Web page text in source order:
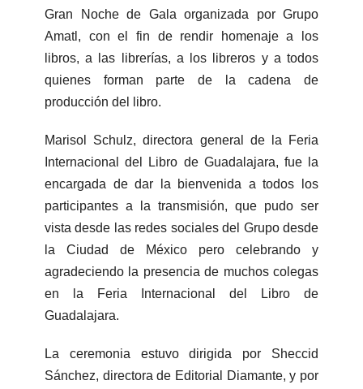
Gran Noche de Gala organizada por Grupo
Amatl, con el fin de rendir homenaje a los
libros, a las librerías, a los libreros y a todos
quienes forman parte de la cadena de
producción del libro.
Marisol Schulz, directora general de la Feria
Internacional del Libro de Guadalajara, fue la
encargada de dar la bienvenida a todos los
participantes a la transmisión, que pudo ser
vista desde las redes sociales del Grupo desde
la Ciudad de México pero celebrando y
agradeciendo la presencia de muchos colegas
en la Feria Internacional del Libro de
Guadalajara.
La ceremonia estuvo dirigida por Sheccid
Sánchez, directora de Editorial Diamante, y por